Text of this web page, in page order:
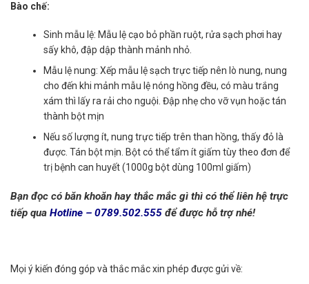
Bào chế:
Sinh mẫu lệ: Mẫu lệ cạo bỏ phần ruột, rửa sạch phơi hay
sấy khô, đập dập thành mảnh nhỏ.
Mẫu lệ nung: Xếp mẫu lệ sạch trực tiếp nên lò nung, nung
cho đến khi mảnh mẫu lệ nóng hồng đều, có màu trắng
xám thì lấy ra rải cho nguội. Đập nhẹ cho vỡ vụn hoặc tán
thành bột mịn
Nếu số lượng ít, nung trực tiếp trên than hồng, thấy đỏ là
được. Tán bột mịn. Bột có thể tẩm ít giấm tùy theo đơn để
trị bệnh can huyết (1000g bột dùng 100ml giấm)
Bạn đọc có băn khoăn hay thắc mắc gì thì có thể liên hệ trực
tiếp qua Hotline – 0789.502.555 để được hỗ trợ nhé!
Mọi ý kiến đóng góp và thắc mắc xin phép được gửi về: